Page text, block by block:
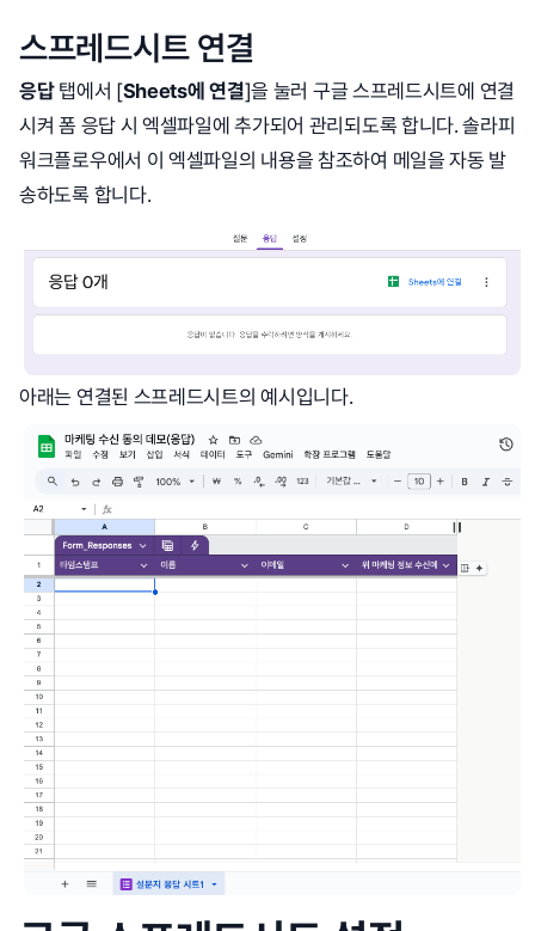
스프레드시트 연결
응답탭에서 [Sheets에 연결]을 눌러 구글 스프레드시트에 연결
시켜 폼 응답 시 엑셀파일에 추가되어 관리되도록 합니다. 솔라피
워크플로우에서 이 엑셀파일의 내용을 참조하여 메일을 자동 발
송하도록 합니다.
아래는 연결된 스프레드시트의 예시입니다.